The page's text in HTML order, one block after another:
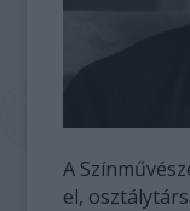
A
el,